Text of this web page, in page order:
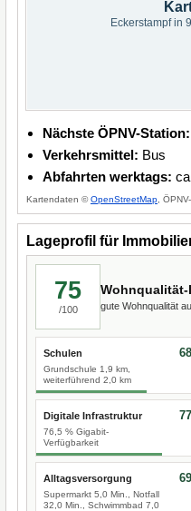
Eckerstampf in
Nächste ÖPNV-Station:
Verkehrsmittel: Bus
Abfahrten werktags:
Kartendaten ©OpenStreetMap ,
Lageprofil für
75
/100
Wohnqualität-
gute Wohnqualität
Schulen
Grundschule 1,9 km,
weiterführend 2,0 km
68
Digitale Infrastruktur
76,5 % Gigabit-
Verfügbarkeit
77
Alltagsversorgung
Supermarkt 5,0 Min., Notfall
32,0 Min., Schwimmbad 7,0
69